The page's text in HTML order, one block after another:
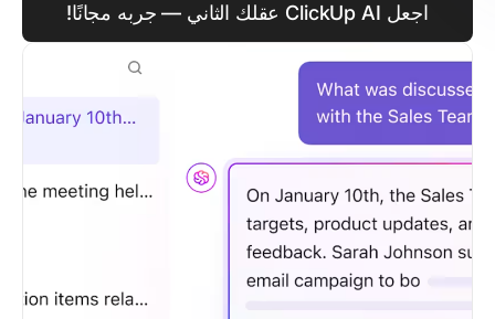
اجعل ClickUp AI عقلك الثاني — جربه مجانًا!